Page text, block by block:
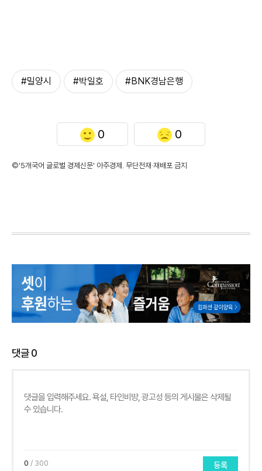
#밀양시 #박일호 #BNK경남은행
0 0
©'5개국어 글로벌 경제신문' 아주경제. 무단전재·재배포 금지
댓글0
0 / 300 등록